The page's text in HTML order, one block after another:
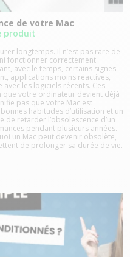
de votre Mac
produit
longtemps. Il n’est pas rare de
fonctionner correctement
avec le temps, certains signes
applications moins réactives,
les logiciels récents. Ces
que votre ordinateur devient déjà
pas que votre Mac est
habitudes d’utilisation et un
retarder l’obsolescence d’un
pendant plusieurs années.
un Mac peut devenir obsolète,
de prolonger sa durée de vie.